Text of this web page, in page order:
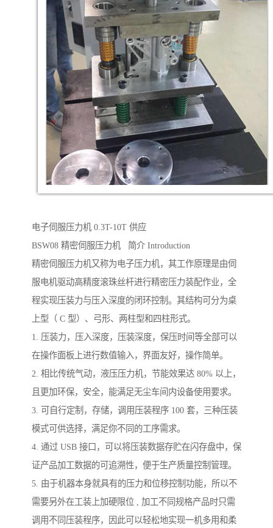
电子伺服压力机 0.3T-10T 供应
BSW08 精密伺服压力机 简介 Introduction
精密伺服压力机又称为电子压力机，其工作原理是由伺
服电机驱动高精度滚珠丝杆进行精密压力装配作业，全
程实现压装力与压入深度的闭环控制。其结构可分为桌
上型（ C 型）、弓形、两柱型和四柱形式。
1. 压装力，压入深度，压装深度，保压时间等全部可以
在操作面板上进行数值输入，界面友好，操作简单。
2. 相比传统气动，液压压力机，节能效果达 80% 以上，
且更加环保，安全，能满足无尘车间内设备使用要求。
3. 可自行定制，存储，调用压装程序 100 套，三种压装
模式可供选择，满足你不同的工序需求。
4. 通过 USB 接口，可以将压装数据存贮在闪存盘中，保
证产品加工数据的可追溯性，便于生产质量控制管理。
5. 由于机器本身就具有的压力和位移控制功能，所以不
需要另外在工装上加硬限位 , 加工不同规格产品时只需
调用不同压装程序，因此可以轻松地实现一机多用和柔